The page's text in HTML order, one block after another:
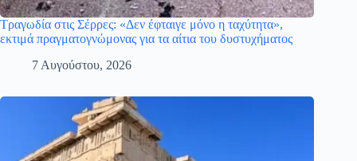
Τραγωδία στις Σέρρες: «Δεν έφταιγε μόνο η ταχύτητα»,
εκτιμά πραγματογνώμονας για τα αίτια του δυστυχήματος
7 Αυγούστου, 2026